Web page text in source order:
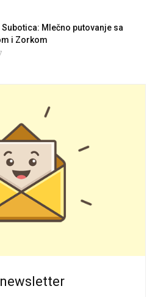
Mlečno putovanje sa
i Zorkom